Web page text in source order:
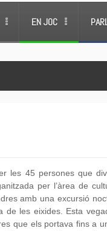
EN JOC
les 45 persones que
per l’àrea de
amb una excursió
de les eixides. Esta
que els portava fins a